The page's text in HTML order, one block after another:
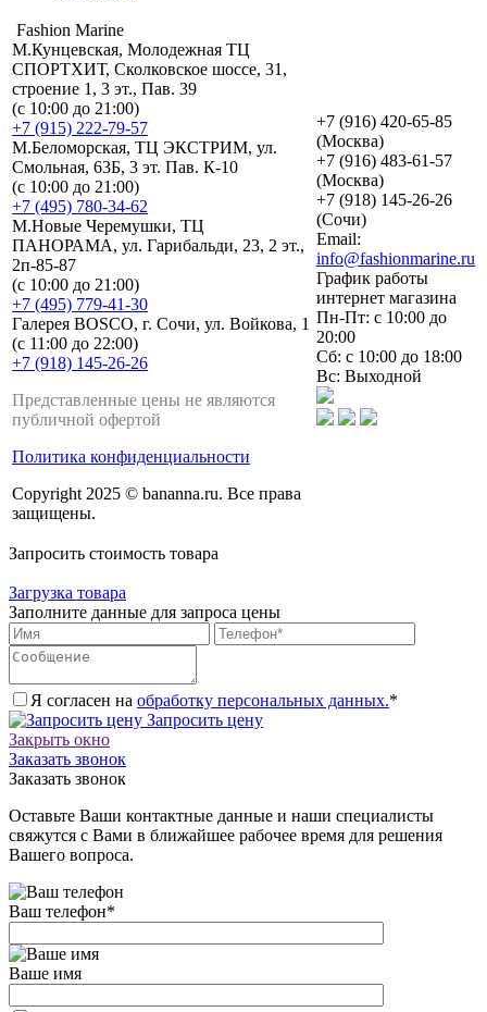
Fashion Marine
М.Кунцевская, Молодежная ТЦ
СПОРТХИТ, Сколковское шоссе, 31,
строение 1, 3 эт., Пав. 39
(с 10:00 до 21:00)
+7 (915) 222-79-57
М.Беломорская, ТЦ ЭКСТРИМ, ул.
Смольная, 63Б, 3 эт. Пав. К-10
(с 10:00 до 21:00)
+7 (495) 780-34-62
М.Новые Черемушки, ТЦ
ПАНОРАМА, ул. Гарибальди, 23, 2 эт.,
2п-85-87
(с 10:00 до 21:00)
+7 (495) 779-41-30
Галерея BOSCO, г. Сочи, ул. Войкова, 1
(с 11:00 до 22:00)
+7 (918) 145-26-26
Представленные цены не являются
публичной офертой
Политика конфиденциальности
Copyright 2025 © bananna.ru. Все права
защищены.
+7 (916) 420-65-85
(Москва)
+7 (916) 483-61-57
(Москва)
+7 (918) 145-26-26
(Сочи)
Email:
info@fashionmarine.ru
График работы
интернет магазина
Пн-Пт: с 10:00 до
20:00
Сб: с 10:00 до 18:00
Вс: Выходной
Запросить стоимость товара
Загрузка товара
Заполните данные для запроса цены
Я согласен на обработку персональных данных.*
Запросить цену
Закрыть окно
Заказать звонок
Заказать звонок
Оставьте Ваши контактные данные и наши специалисты
свяжутся с Вами в ближайшее рабочее время для решения
Вашего вопроса.
Ваш телефон*
Ваше имя